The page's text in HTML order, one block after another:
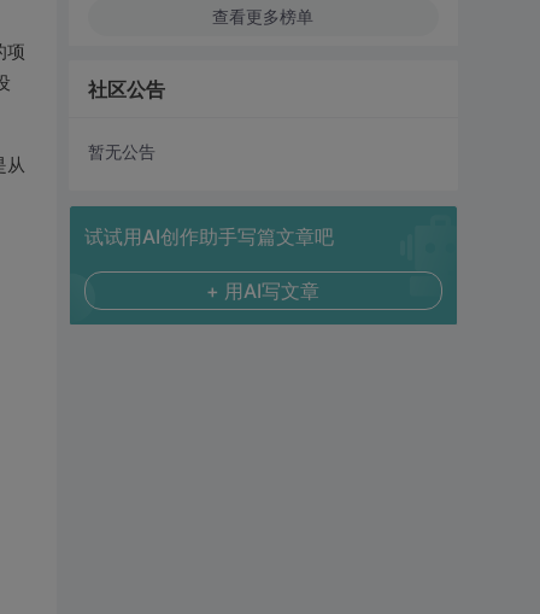
项
从
查看更多榜单
社区公告
暂无公告
试试用AI创作助手写篇文章吧
+ 用AI写文章